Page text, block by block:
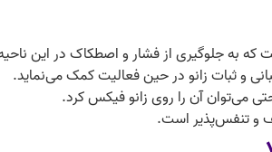
که به جلوگیری از فشار و اصطکاک در این
و ثبات زانو در حین فعالیت کمک می‌نماید.
می‌توان آن را روی زانو فیکس کرد.
و تنفس‌پذیر است.